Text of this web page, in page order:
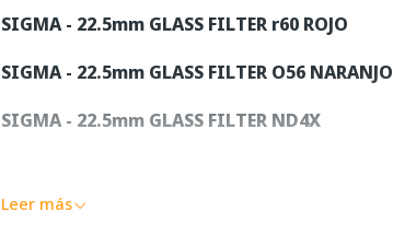
SIGMA - 22.5mm GLASS FILTER r60 ROJO
SIGMA - 22.5mm GLASS FILTER O56 NARANJO
SIGMA - 22.5mm GLASS FILTER ND4X
Leer más